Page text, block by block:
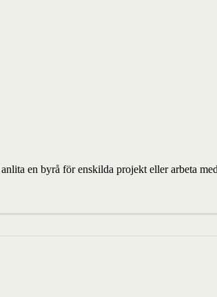
en byrå för enskilda projekt eller arbeta